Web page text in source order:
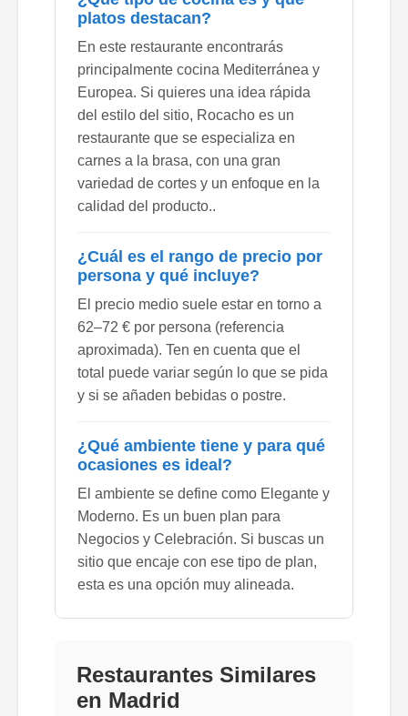
platos destacan?
En este restaurante encontrarás
principalmente cocina Mediterránea y
Europea. Si quieres una idea rápida
del estilo del sitio, Rocacho es un
restaurante que se especializa en
carnes a la brasa, con una gran
variedad de cortes y un enfoque en la
calidad del producto..
¿Cuál es el rango de precio por
persona y qué incluye?
El precio medio suele estar en torno a
62–72 € por persona (referencia
aproximada). Ten en cuenta que el
total puede variar según lo que se pida
y si se añaden bebidas o postre.
¿Qué ambiente tiene y para qué
ocasiones es ideal?
El ambiente se define como Elegante y
Moderno. Es un buen plan para
Negocios y Celebración. Si buscas un
sitio que encaje con ese tipo de plan,
esta es una opción muy alineada.
Restaurantes Similares
en Madrid